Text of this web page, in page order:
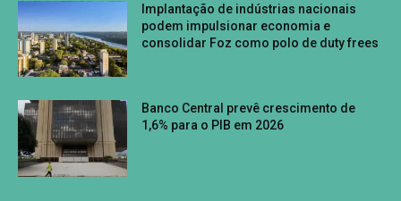
Implantação de indústrias nacionais
podem impulsionar economia e
consolidar Foz como polo de duty frees
Banco Central prevê crescimento de
1,6% para o PIB em 2026